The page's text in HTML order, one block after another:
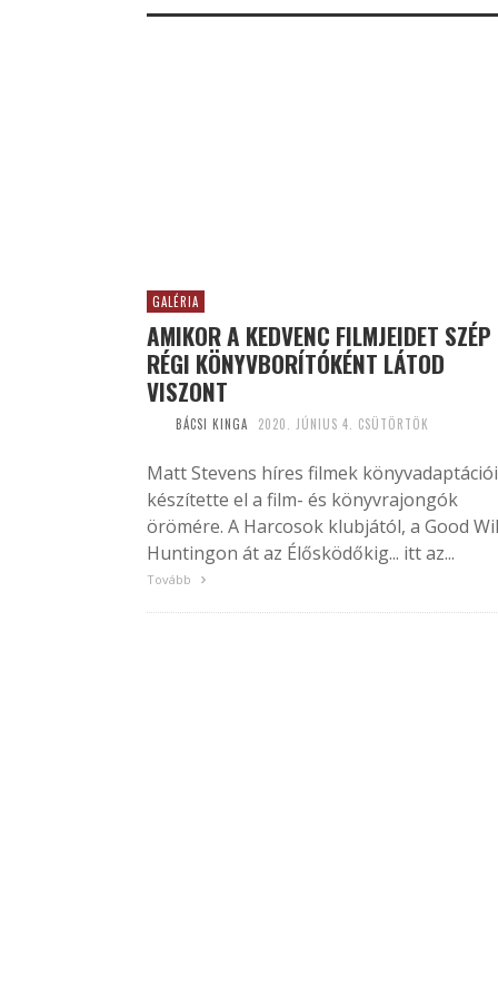
GALÉRIA
AMIKOR A KEDVENC FILMJEIDET SZÉP
RÉGI KÖNYVBORÍTÓKÉNT LÁTOD
VISZONT
BÁCSI KINGA 2020. JÚNIUS 4. CSÜTÖRTÖK
Matt Stevens híres filmek
készítette el a film- és könyvrajongók
örömére. A Harcosok klubjától, a Good
Huntingon át az Élősködőkig... itt az...
Tovább